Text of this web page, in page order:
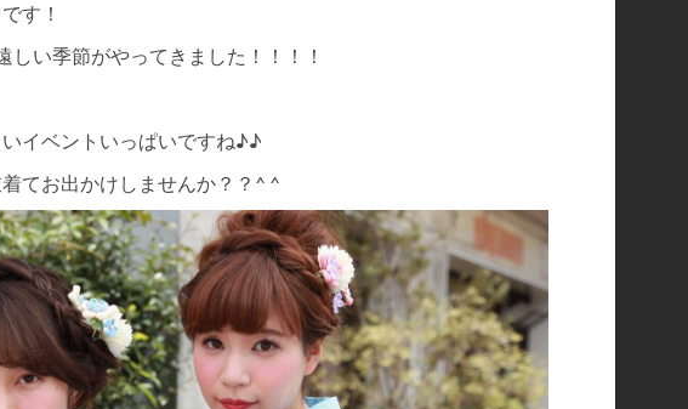
す！
い季節がやってきました！！！！
イベントいっぱいですね♪♪
てお出かけしませんか？？^ ^